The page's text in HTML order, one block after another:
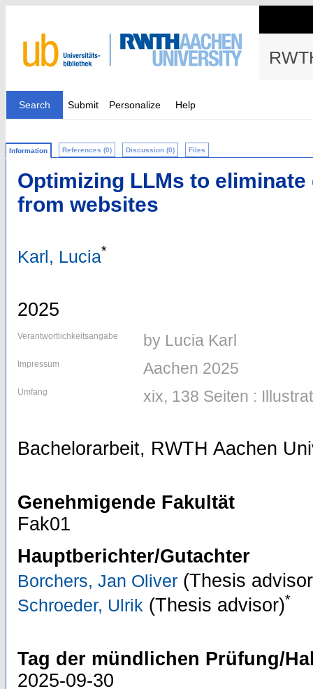
Search Submit Personalize Help
Information References (0) Discussion (0) Files
Optimizing LLMs to
from websites
Karl, Lucia*
2025
Verantwortlichkeitsangabe by Lucia Karl
Impressum Aachen 2025
Umfang xix, 138 Seiten :
Bachelorarbeit, RWTH Aachen
Genehmigende Fakultät
Fak01
Hauptberichter/Gutachter
Borchers, Jan Oliver (Thesis
Schroeder, Ulrik (Thesis advisor)*
Tag der mündlichen Prüfung/
2025-09-30